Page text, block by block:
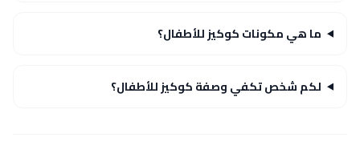
ما هي مكونات كوكيز للأطفال؟
لكم شخص تكفي وصفة كوكيز للأطفال؟